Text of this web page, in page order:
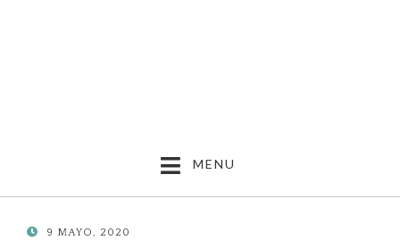
MENU
POSTED
9 MAYO, 2020